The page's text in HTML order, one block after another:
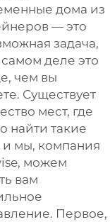
дома из
— это
задача,
деле это
чем вы
Существует
мест, где
найти такие
и мы, компания
можем
вам
Первое,